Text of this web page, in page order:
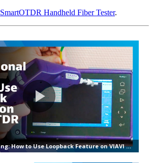
SmartOTDR Handheld Fiber Tester.